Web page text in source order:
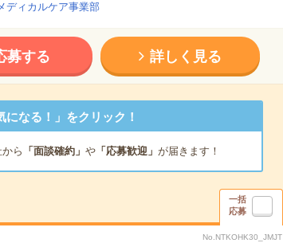
ディカルケア事業部
募する 詳しく見る
なる！」をクリック！
ら 「面談確約」 や「応募歓迎」 が届きます！
一括
応募
No.NTKOHK30_JMJT